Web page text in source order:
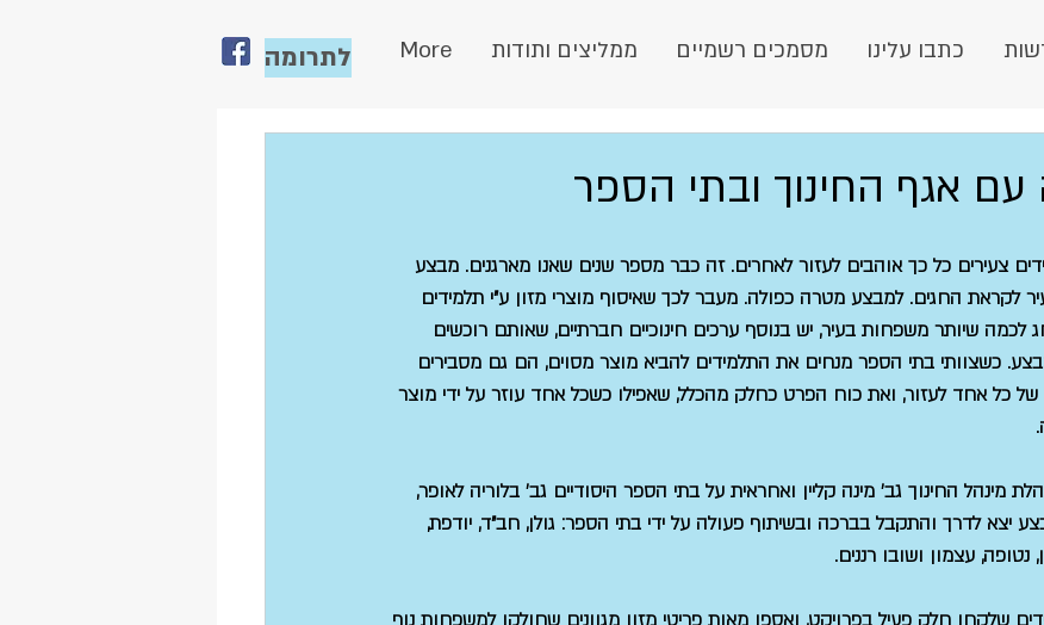
כתבו עלינו מסמכים רשמיים ממליצים ותודות More לתרומה
עם אגף החינוך ובתי הספר
צעירים כל כך אוהבים לעזור לאחרים. זה כבר מספר שנים שאנו מארגנים. מבצע
לקראת החגים. למבצע מטרה כפולה. מעבר לכך שאיסוף מוצרי מזון ע"י תלמידים
שיותר משפחות בעיר, יש בנוסף ערכים חינוכיים חברתיים, שאותם רוכשים
כשצוותי בתי הספר מנחים את התלמידים להביא מוצר מסוים, הם גם מסבירים
כל אחד לעזור, ואת כוח הפרט כחלק מהכלל, שאפילו כשכל אחד עוזר על ידי מוצר
מינהל החינוך גב' מינה קליין ואחראית על בתי הספר היסודיים גב' בלוריה לאופר,
יצא לדרך והתקבל בברכה ובשיתוף פעולה על ידי בתי הספר: גולן, חב"ד, יודפת,
נטופה, עצמון ושובו רננים.